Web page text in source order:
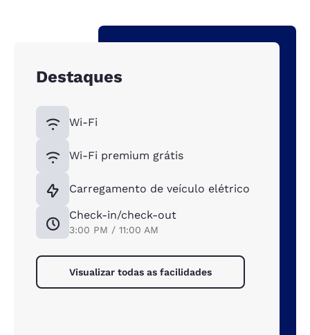
Destaques
Wi-Fi
Wi-Fi premium grátis
Carregamento de veículo elétrico
Check-in/check-out
3:00 PM / 11:00 AM
Visualizar todas as facilidades